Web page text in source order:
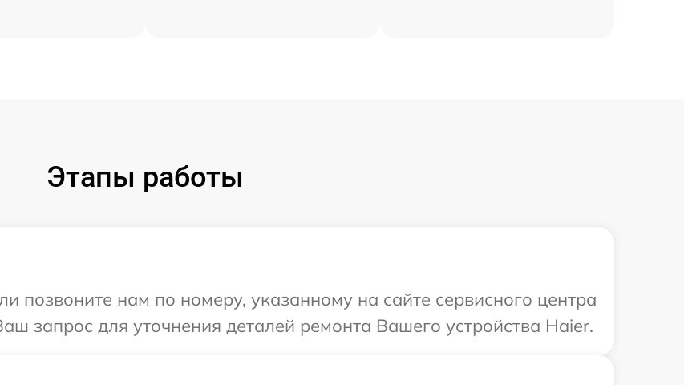
Этапы работы
позвоните нам по номеру, указанному на сайте сервисного центра
запрос для уточнения деталей ремонта Вашего устройства Haier.